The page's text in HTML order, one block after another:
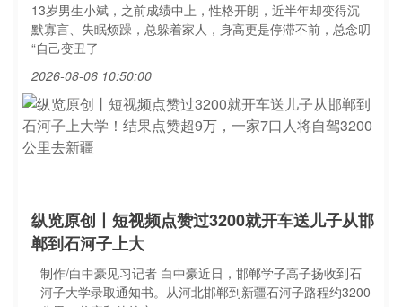
13岁男生小斌，之前成绩中上，性格开朗，近半年却变得沉
默寡言、失眠烦躁，总躲着家人，身高更是停滞不前，总念叨
“自己变丑了
2026-08-06 10:50:00
纵览原创丨短视频点赞过3200就开车送儿子从邯
郸到石河子上大
制作/白中豪见习记者 白中豪近日，邯郸学子高子扬收到石
河子大学录取通知书。从河北邯郸到新疆石河子路程约3200